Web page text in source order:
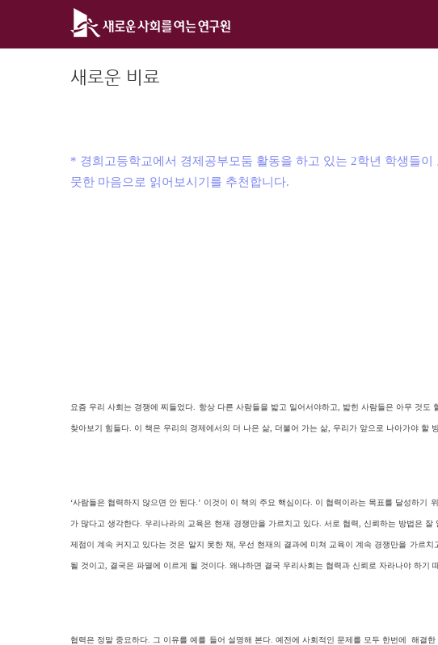
새로운 비료
* 경희고등학교에서 경제공부모둠 활동을 하고 있는 2학년 학생들
뭇한 마음으로 읽어보시기를 추천합니다.
요즘 우리 사회는 경쟁에 찌들었다. 항상 다른 사람들을 밟고 일어서야하고, 밟힌 사람들은 아무 것
찾아보기 힘들다. 이 책은 우리의 경제에서의 더 나은 삶, 더불어 가는 삶, 우리가 앞으로 나아가야 할
‘사람들은 협력하지 않으면 안 된다.’ 이것이 이 책의 주요 핵심이다. 이 협력이라는 목표를 달성하
가 많다고 생각한다. 우리나라의 교육은 현재 경쟁만을 가르치고 있다. 서로 협력, 신뢰하는 방법은
제점이 계속 커지고 있다는 것은 알지 못한 채, 우선 현재의 결과에 미쳐 교육이 계속 경쟁만을 가르치
될 것이고, 결국은 파멸에 이르게 될 것이다. 왜냐하면 결국 우리사회는 협력과 신뢰로 자라나야 하기
협력은 정말 중요하다. 그 이유를 예를 들어 설명해 본다. 예전에 사회적인 문제를 모두 한번에 해결